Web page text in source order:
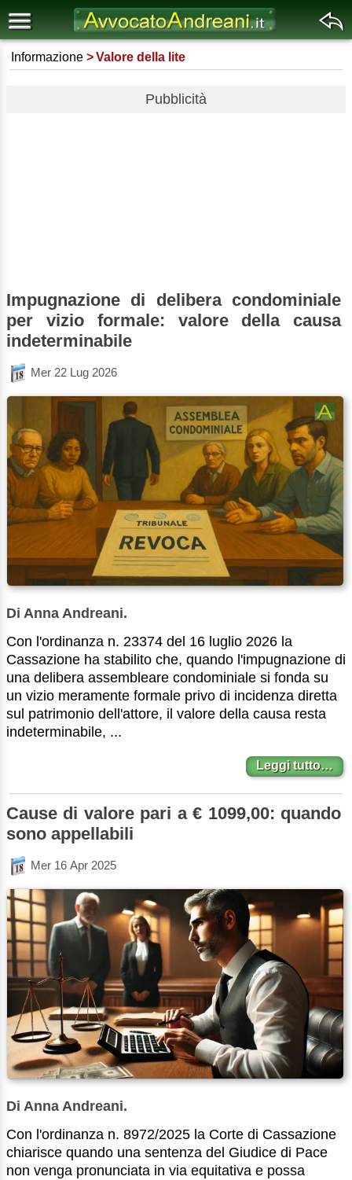
Informazione Valore della lite
Pubblicità
Impugnazione di delibera condominiale
per vizio formale: valore della causa
indeterminabile
Mer 22 Lug 2026
Di Anna Andreani.
Con l'ordinanza n. 23374 del 16 luglio 2026 la
Cassazione ha stabilito che, quando l'impugnazione di
una delibera assembleare condominiale si fonda su
un vizio meramente formale privo di incidenza diretta
sul patrimonio dell'attore, il valore della causa resta
indeterminabile, ...
Leggi tutto…
Cause di valore pari a € 1099,00: quando
sono appellabili
Mer 16 Apr 2025
Di Anna Andreani.
Con l'ordinanza n. 8972/2025 la Corte di Cassazione
chiarisce quando una sentenza del Giudice di Pace
non venga pronunciata in via equitativa e possa